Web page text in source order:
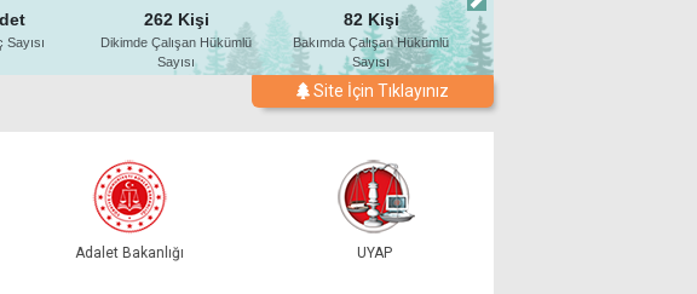
Site İçin Tıklayınız
Adalet Bakanlığı UYAP